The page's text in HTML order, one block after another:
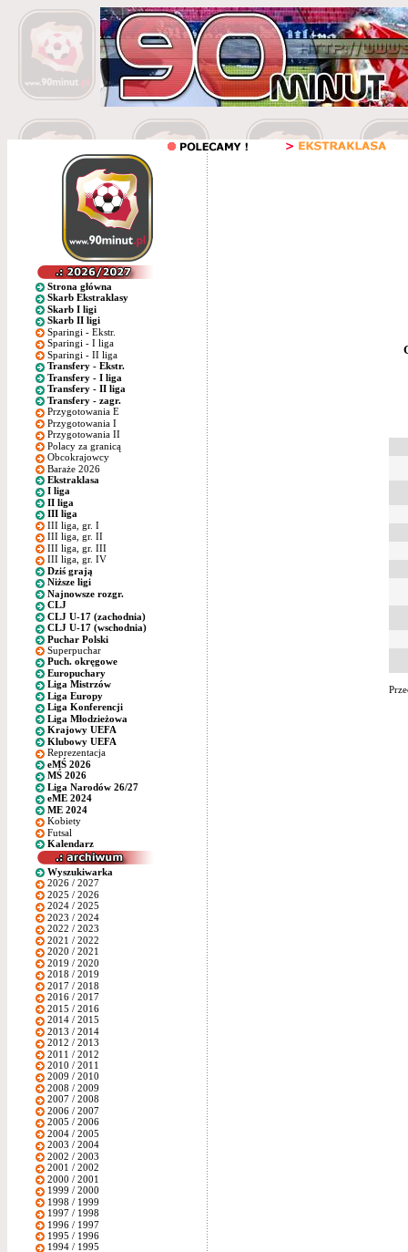
Strona główna
Skarb Ekstraklasy
Skarb I ligi
Skarb II ligi
Sparingi - Ekstr.
Sparingi - I liga
Sparingi - II liga
Transfery - Ekstr.
Transfery - I liga
Transfery - II liga
Transfery - zagr.
Przygotowania E
Przygotowania I
Przygotowania II
Polacy za granicą
Obcokrajowcy
Baraże 2026
Ekstraklasa
I liga
II liga
III liga
III liga, gr. I
III liga, gr. II
III liga, gr. III
III liga, gr. IV
Dziś grają
Niższe ligi
Najnowsze rozgr.
CLJ
CLJ U-17 (zachodnia)
CLJ U-17 (wschodnia)
Puchar Polski
Superpuchar
Puch. okręgowe
Europuchary
Liga Mistrzów
Liga Europy
Liga Konferencji
Liga Młodzieżowa
Krajowy UEFA
Klubowy UEFA
Reprezentacja
eMŚ 2026
MŚ 2026
Liga Narodów 26/27
eME 2024
ME 2024
Kobiety
Futsal
Kalendarz
Wyszukiwarka
2026 / 2027
2025 / 2026
2024 / 2025
2023 / 2024
2022 / 2023
2021 / 2022
2020 / 2021
2019 / 2020
2018 / 2019
2017 / 2018
2016 / 2017
2015 / 2016
2014 / 2015
2013 / 2014
2012 / 2013
2011 / 2012
2010 / 2011
2009 / 2010
2008 / 2009
2007 / 2008
2006 / 2007
2005 / 2006
2004 / 2005
2003 / 2004
2002 / 2003
2001 / 2002
2000 / 2001
1999 / 2000
1998 / 1999
1997 / 1998
1996 / 1997
1995 / 1996
1994 / 1995